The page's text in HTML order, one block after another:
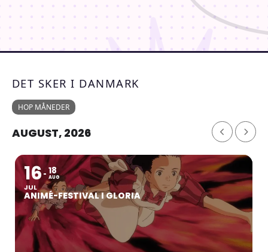
DET SKER I DANMARK
HOP MÅNEDER
AUGUST, 2026
16
JUL
18
AUG
ANIMÉ-FESTIVAL I GLORIA